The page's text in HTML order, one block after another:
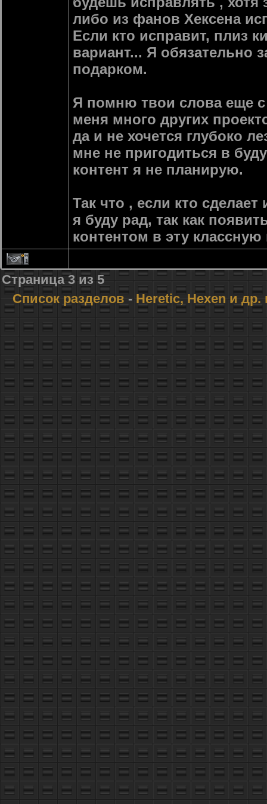
либо из фанов Хексена
Если кто исправит, плиз
вариант... Я обязательно
подарком.
Я помню твои слова еще
меня много других
да и не хочется глубоко
мне не пригодиться в
контент я не планирую.
Так что , если кто
я буду рад, так как
контентом в эту классную
1
Страница3 из 5
Список разделов- Heretic, Hexen и др.